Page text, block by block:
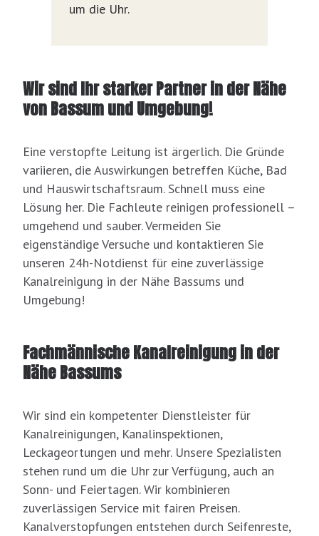
um die Uhr.
Wir sind Ihr starker Partner in der Nähe
von Bassum und Umgebung!
Eine verstopfte Leitung ist ärgerlich. Die Gründe
variieren, die Auswirkungen betreffen Küche, Bad
und Hauswirtschaftsraum. Schnell muss eine
Lösung her. Die Fachleute reinigen professionell –
umgehend und sauber. Vermeiden Sie
eigenständige Versuche und kontaktieren Sie
unseren 24h-Notdienst für eine zuverlässige
Kanalreinigung in der Nähe Bassums und
Umgebung!
Fachmännische Kanalreinigung in der
Nähe Bassums
Wir sind ein kompetenter Dienstleister für
Kanalreinigungen, Kanalinspektionen,
Leckageortungen und mehr. Unsere Spezialisten
stehen rund um die Uhr zur Verfügung, auch an
Sonn- und Feiertagen. Wir kombinieren
zuverlässigen Service mit fairen Preisen.
Kanalverstopfungen entstehen durch Seifenreste,